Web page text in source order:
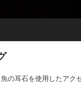
の耳石を使用したアク